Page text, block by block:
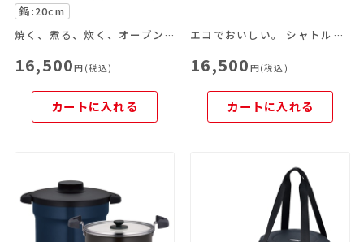
鍋:20cm
焼く、煮る、炊く、オーブン料理がこれ一つで！
16,500円(税込)
カートに入れる
エコでおいしい。 シャトルシェフはこれからの調理器具です。
16,500 円(税込)
カートに入れる